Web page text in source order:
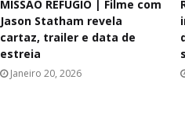
MISSÃO REFÚGIO | Filme com
Jason Statham revela
cartaz, trailer e data de
estreia
Janeiro 20, 2026